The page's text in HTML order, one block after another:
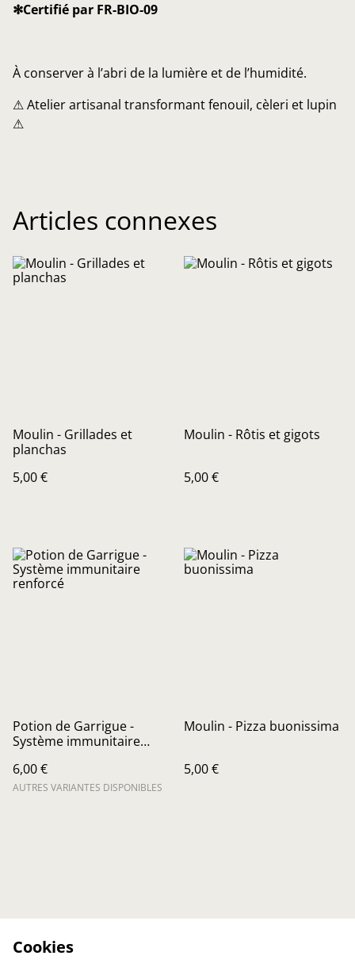
✻Certifié par FR-BIO-09
À conserver à l’abri de la lumière et de l’humidité.
⚠ Atelier artisanal transformant fenouil, cèleri et lupin
⚠
Articles connexes
Moulin - Grillades et
planchas
5,00 €
Moulin - Rôtis et gigots
5,00 €
Potion de Garrigue -
Système immunitaire
6,00 €
AUTRES VARIANTES DISPONIBLES
Moulin - Pizza buonissima
5,00 €
Cookies